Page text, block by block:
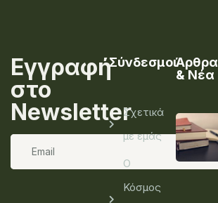
Εγγραφή
στο
Newsletter
Σύνδεσμοι
Σχετικά
με εμάς
Ο
Κόσμος
Άρθρα
& Νέα